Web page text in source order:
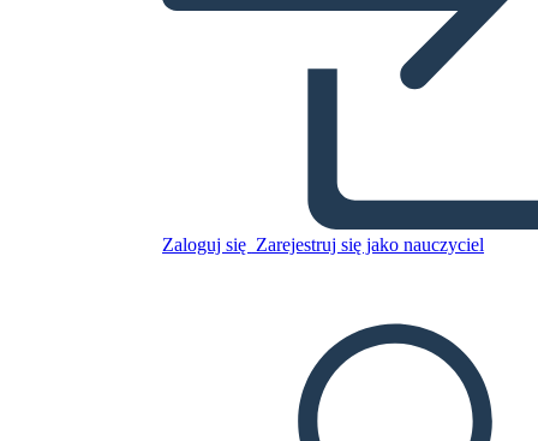
Zaloguj się Zarejestruj się jako nauczyciel
Segnalibri per l'impostazione
Skopiuj tę scenorys
ODTWARZANIE POKAZU SLAJDÓW
PRZECZYTAJ MI